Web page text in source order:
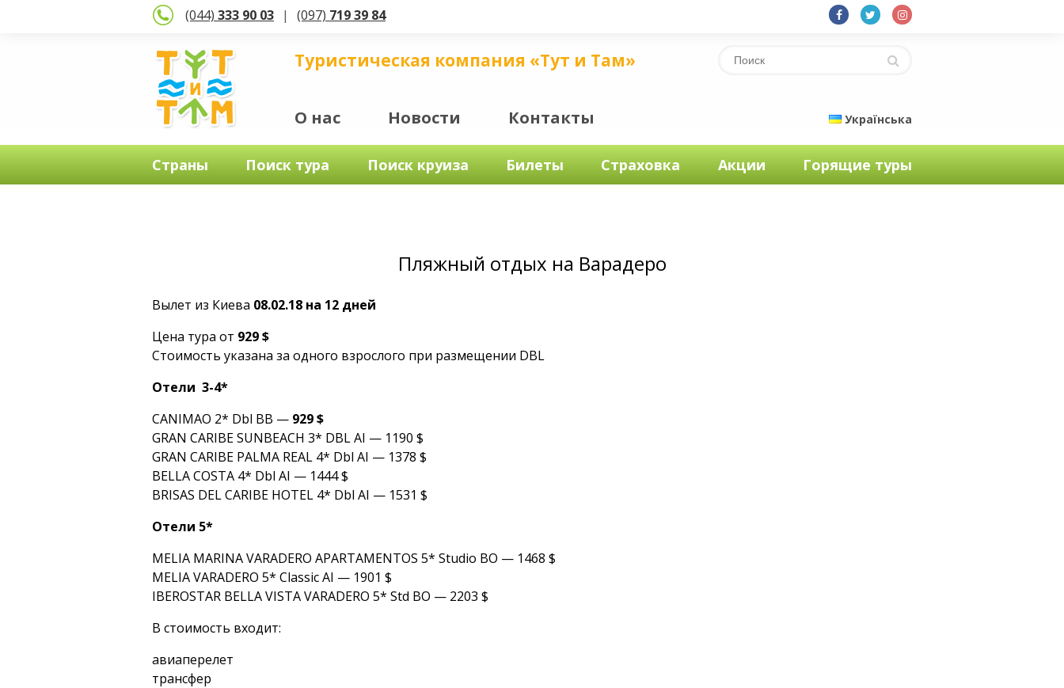
(044) 333 90 03 (097) 719 39 84
Туристическая компания «Тут и Там»
О нас Новости Контакты Українська
Страны Поиск тура Поиск круиза Билеты Страховка Акции Горящие туры
Пляжный отдых на Варадеро
Вылет из Киева 08.02.18 на 12 дней
Цена тура от 929 $
Стоимость указана за одного взрослого при размещении DBL
Отели 3-4*
CANIMAO 2* Dbl BB — 929 $
GRAN CARIBE SUNBEACH 3* DBL AI — 1190 $
GRAN CARIBE PALMA REAL 4* Dbl AI — 1378 $
BELLA COSTA 4* Dbl AI — 1444 $
BRISAS DEL CARIBE HOTEL 4* Dbl AI — 1531 $
Отели 5*
MELIA MARINA VARADERO APARTAMENTOS 5* Studio BO — 1468 $
MELIA VARADERO 5* Classic AI — 1901 $
IBEROSTAR BELLA VISTA VARADERO 5* Std BO — 2203 $
В стоимость входит:
авиаперелет
трансфер